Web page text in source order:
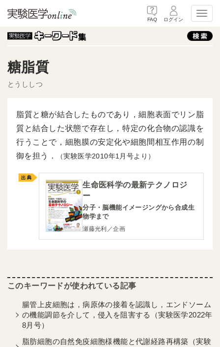
FAQ ログイン
糖脂質
とうししつ
脂質と糖が結合したものであり，細胞表面でリン脂
質と結合した状態で存在し，特定の化合物の認識を
行うことで，細胞膜の安定化や細胞間相互作用の制
御を担う．
（実験医学2010年1月号より）
生命医科学の最新テクノロジ
ー
分子・脳機能イメージングから合成生
物学まで
瀬藤光利／企画
腸管上皮細胞は，病原体の接着を認識し，エンドソーム
の機能調節を介して，侵入を阻害する（実験医学2022年
8月号）
脂肪細胞の自然免疫細胞様機能と代謝経路再構築（実験